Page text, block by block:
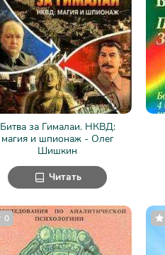
Битва за Гималаи. НКВД:
магия и шпионаж - Олег
Шишкин
Читать
0